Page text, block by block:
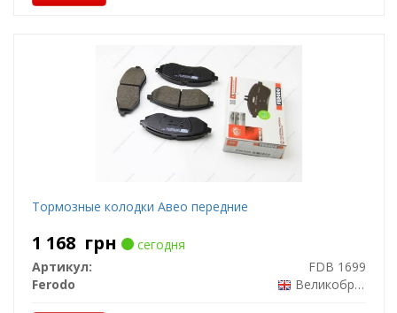
Тормозные колодки Авео передние
1 168 грн
сегодня
Артикул:
FDB 1699
Ferodo
Великобритания